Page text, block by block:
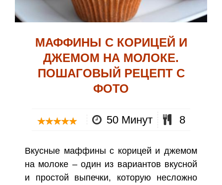
МАФФИНЫ С КОРИЦЕЙ И
ДЖЕМОМ НА МОЛОКЕ.
ПОШАГОВЫЙ РЕЦЕПТ С
ФОТО
50 Минут 8
Вкусные маффины с корицей и джемом
на молоке – один из вариантов вкусной
и простой выпечки, которую несложно